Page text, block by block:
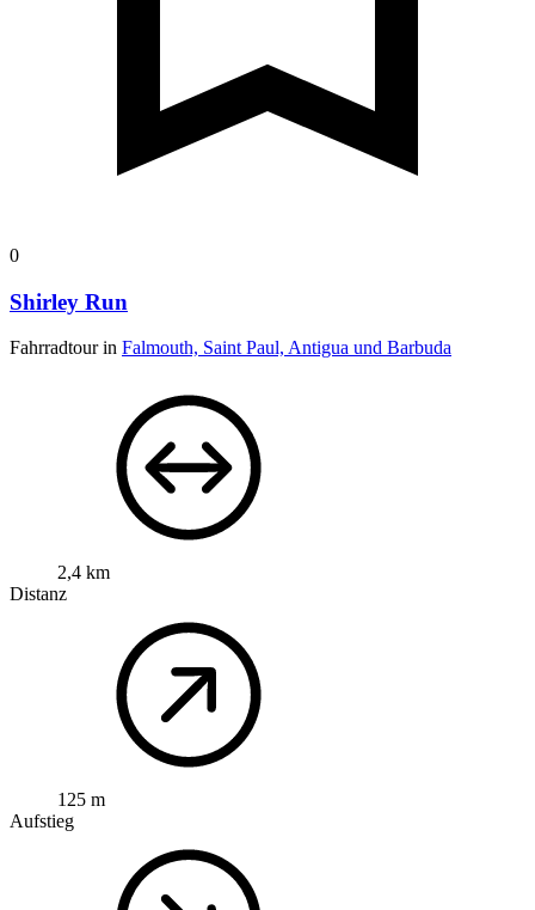
0
Shirley Run
Fahrradtour in Falmouth, Saint Paul, Antigua und Barbuda
2,4 km
Distanz
125 m
Aufstieg